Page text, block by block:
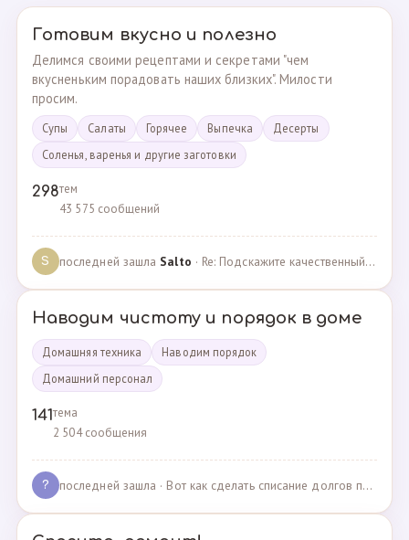
Готовим вкусно и полезно
Делимся своими рецептами и секретами "чем
вкусненьким порадовать наших близких". Милости
просим.
Супы Cалаты Горячее Выпечка
Десерты
Соленья, варенья и другие заготовки
298тем
43 575 сообщений
S последней зашла Salto · Re: Подскажите качественный и крепкий капсульный ко… · 01.09.2024
Наводим чистоту и порядок в доме
Домашняя техника
Наводим порядок
Домашний персонал
141тема
2 504 сообщения
? последней зашла · Вот как сделать списание долгов по жкх? · 02.05.2025